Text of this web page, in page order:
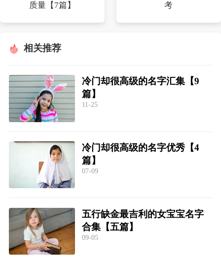
质量【7篇】
考
相关推荐
冷门却很高级的名字汇集【9
篇】
11-25
冷门却很高级的名字优秀【4
篇】
07-09
五行缺金最吉利的女宝宝名字
合集【五篇】
09-05